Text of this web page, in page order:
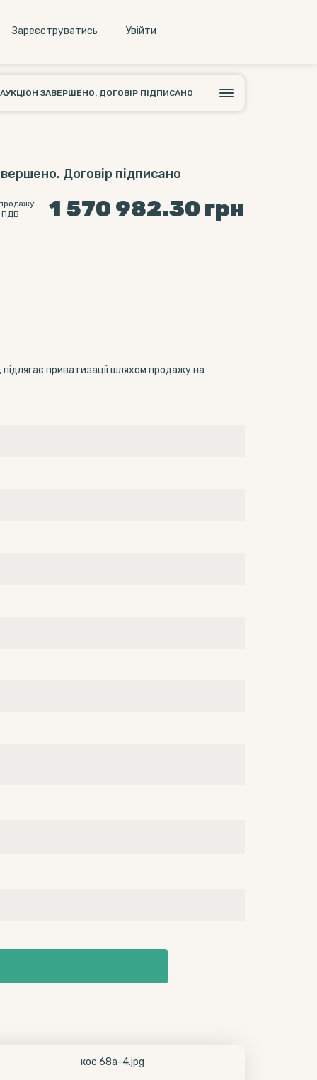
Зареєструватись Увiйти
АУКЦІОН ЗАВЕРШЕНО. ДОГОВІР ПІДПИСАНО
Договір підписано
ПДВ
1 570 982.30 грн
приватизації шляхом продажу на